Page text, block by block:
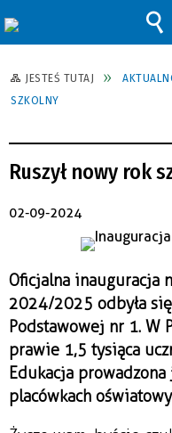
JESTEŚ TUTAJ
SZKOLNY
Ruszył nowy rok
02-09-2024
Oficjalna inauguracja
2024/2025 odbyła
Podstawowej nr 1. W
prawie 1,5 tysiąca
Edukacja
placówkach